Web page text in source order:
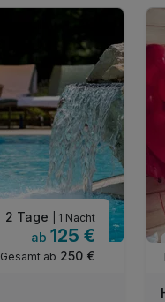
2 Tage | 1 Nacht
ab 125 €
Gesamt ab 250 €